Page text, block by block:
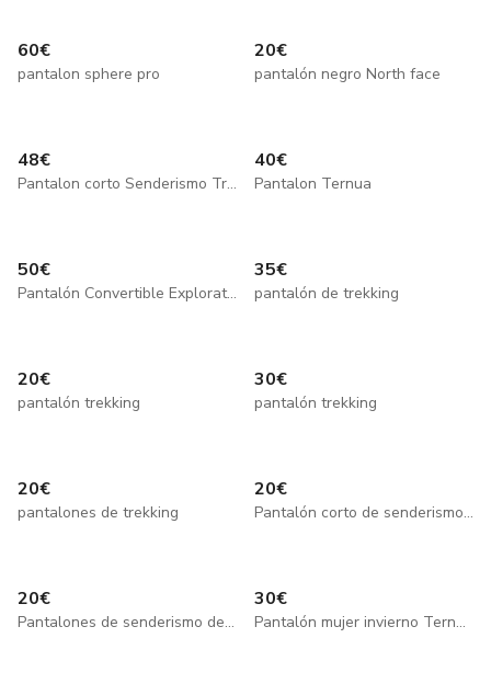
60€
pantalon sphere pro
20€
pantalón negro North face
48€
Pantalon corto Senderismo TrangoWorld
40€
Pantalon Ternua
50€
Pantalón Convertible Exploration The North Face
35€
pantalón de trekking
20€
pantalón trekking
30€
pantalón trekking
20€
pantalones de trekking
20€
Pantalón corto de senderismo de mujer
20€
Pantalones de senderismo de mujer
30€
Pantalón mujer invierno Ternua xs